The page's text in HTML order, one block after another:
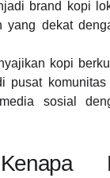
brand kopi
yang dekat
kopi
pusat komunitas
sosial